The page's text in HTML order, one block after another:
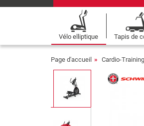
Vélo elliptique Tapis de
Page d'accueil Cardio-Training